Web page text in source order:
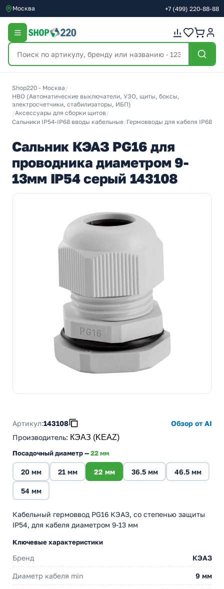
Москва +7 (499) 220-88-88
Shop220 - Москва /
НВО (Автоматические выключатели, УЗО, щиты, боксы,
электросчетчики, стабилизаторы, ИБП)
/Аксессуары для сборки щитов/
Сальники IP54-IP68 вводы кабельные/Гермовводы для кабеля IP68
Сальник КЭАЗ PG16 для
проводника диаметром 9-
13мм IP54 серый 143108
Артикул:143108
Обзор от AI
Производитель: КЭАЗ (KEAZ)
Посадочный диаметр —22 мм
20 мм 21 мм 22 мм 36.5 мм 46.5 мм
54 мм
Кабельный гермоввод PG16 КЭАЗ, со степенью защиты
IP54, для кабеля диаметром 9-13 мм
Ключевые характеристики
Бренд КЭАЗ
Диаметр кабеля min 9 мм